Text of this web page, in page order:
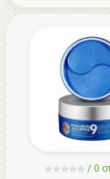
потерю влаги
эффект, а
рельеф и
Комплект из
применение).
Упаковка
закрытой
/ 0